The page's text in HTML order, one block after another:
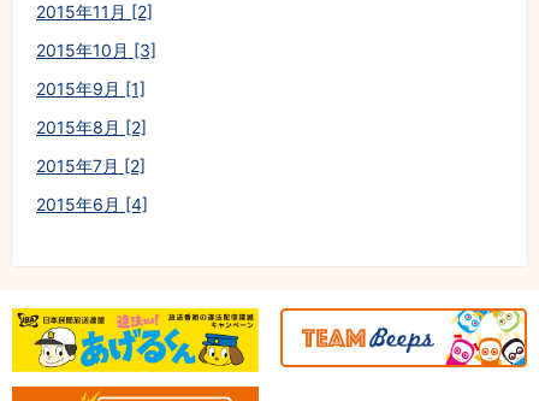
2015年11月 [2]
2015年10月 [3]
2015年9月 [1]
2015年8月 [2]
2015年7月 [2]
2015年6月 [4]